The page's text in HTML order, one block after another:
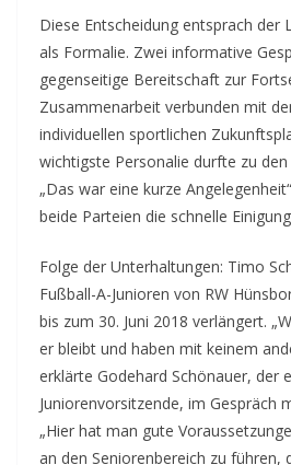
Diese Entscheidung entsprach der
als Formalie. Zwei informative
gegenseitige Bereitschaft zur
Zusammenarbeit verbunden mit
individuellen sportlichen
wichtigste Personalie durfte zu
„Das war eine kurze
beide Parteien die schnelle
Folge der Unterhaltungen: Timo
Fußball-A-Junioren von RW
bis zum 30. Juni 2018 verlängert.
er bleibt und haben mit keinem
erklärte Godehard Schönauer, der
Juniorenvorsitzende, im Gespräch
„Hier hat man gute
an den Seniorenbereich zu führen,